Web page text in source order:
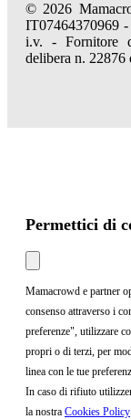
© 2026
IT07464370969
i.v. - Fornitore
delibera n. 22876
Permettici di
Mamacrowd e partner
consenso attraverso i
preferenze", utilizzare
propri o di terzi, per
linea con le tue
In caso di rifiuto
la nostra Cookies Policy